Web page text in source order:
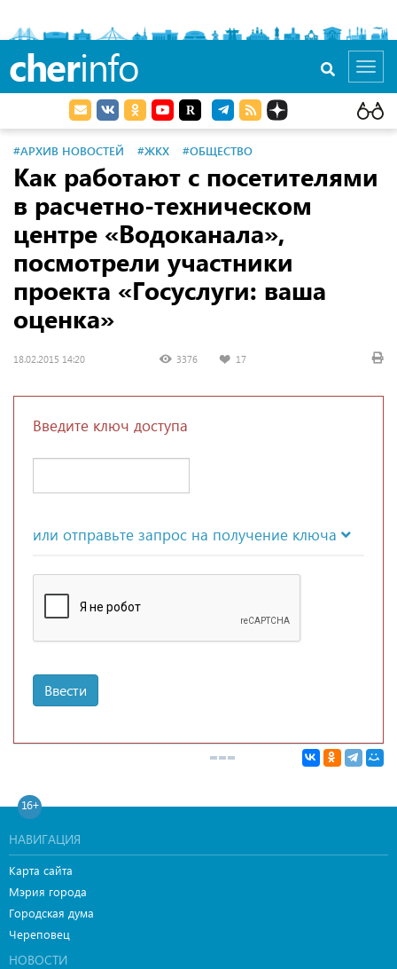
cherinfo
#АРХИВ НОВОСТЕЙ #ЖКХ #ОБЩЕСТВО
Как работают с посетителями
в расчетно-техническом
центре «Водоканала»,
посмотрели участники
проекта «Госуслуги: ваша
оценка»
18.02.2015 14:20 3376 17
Введите ключ доступа
или отправьте запрос на получение ключа
Ввести
16+
НАВИГАЦИЯ
Карта сайта
Мэрия города
Городская дума
Череповец
НОВОСТИ